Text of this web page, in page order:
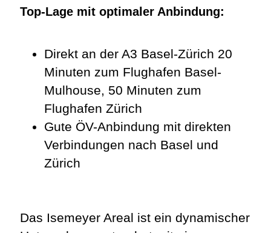
Top-Lage mit optimaler Anbindung:
Direkt an der A3 Basel-Zürich 20
Minuten zum Flughafen Basel-
Mulhouse, 50 Minuten zum
Flughafen Zürich
Gute ÖV-Anbindung mit direkten
Verbindungen nach Basel und
Zürich
Das Isemeyer Areal ist ein dynamischer